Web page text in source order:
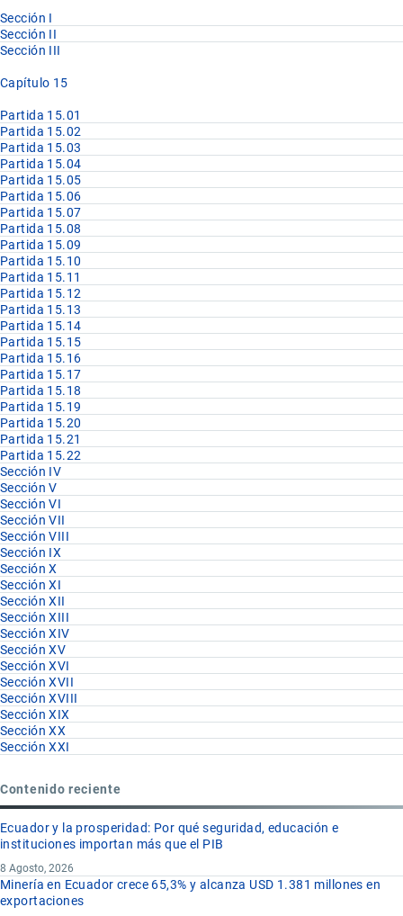
Sección I
Sección II
Sección III
Capítulo 15
Partida 15.01
Partida 15.02
Partida 15.03
Partida 15.04
Partida 15.05
Partida 15.06
Partida 15.07
Partida 15.08
Partida 15.09
Partida 15.10
Partida 15.11
Partida 15.12
Partida 15.13
Partida 15.14
Partida 15.15
Partida 15.16
Partida 15.17
Partida 15.18
Partida 15.19
Partida 15.20
Partida 15.21
Partida 15.22
Sección IV
Sección V
Sección VI
Sección VII
Sección VIII
Sección IX
Sección X
Sección XI
Sección XII
Sección XIII
Sección XIV
Sección XV
Sección XVI
Sección XVII
Sección XVIII
Sección XIX
Sección XX
Sección XXI
Contenido reciente
Ecuador y la prosperidad: Por qué seguridad, educación e
instituciones importan más que el PIB
8 Agosto, 2026
Minería en Ecuador crece 65,3% y alcanza USD 1.381 millones en
exportaciones